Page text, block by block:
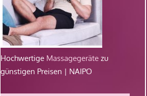
Hochwertige Massagegeräte zu
günstigen Preisen | NAIPO